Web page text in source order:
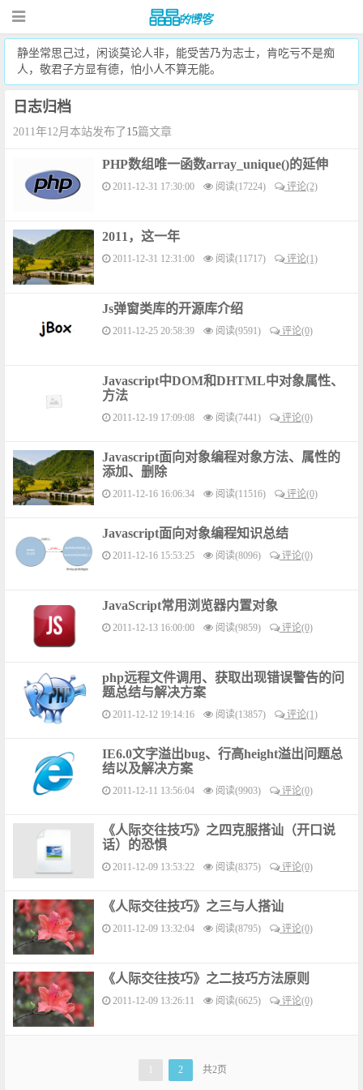
静坐常思己过，闲谈莫论人非，能受苦乃为志士，肯吃亏不是痴
人，敬君子方显有德，怕小人不算无能。
日志归档
2011年12月本站发布了 15篇文章
PHP数组唯一函数array_unique()的延伸
2011-12-31 17:30:00 阅读(17224) 评论(2)
2011，这一年
2011-12-31 12:31:00 阅读(11717) 评论(1)
Js弹窗类库的开源库介绍
2011-12-25 20:58:39 阅读(9591) 评论(0)
Javascript中DOM和DHTML中对象属性、
方法
2011-12-19 17:09:08 阅读(7441) 评论(0)
Javascript面向对象编程对象方法、属性的
添加、删除
2011-12-16 16:06:34 阅读(11516) 评论(0)
Javascript面向对象编程知识总结
2011-12-16 15:53:25 阅读(8096) 评论(0)
JavaScript常用浏览器内置对象
2011-12-13 16:00:00 阅读(9859) 评论(0)
php远程文件调用、获取出现错误警告的问
题总结与解决方案
2011-12-12 19:14:16 阅读(13857) 评论(1)
IE6.0文字溢出bug、行高height溢出问题总
结以及解决方案
2011-12-11 13:56:04 阅读(9903) 评论(0)
《人际交往技巧》之四克服搭讪（开口说
话）的恐惧
2011-12-09 13:53:22 阅读(8375) 评论(0)
《人际交往技巧》之三与人搭讪
2011-12-09 13:32:04 阅读(8795) 评论(0)
《人际交往技巧》之二技巧方法原则
2011-12-09 13:26:11 阅读(6625) 评论(0)
2 共2页